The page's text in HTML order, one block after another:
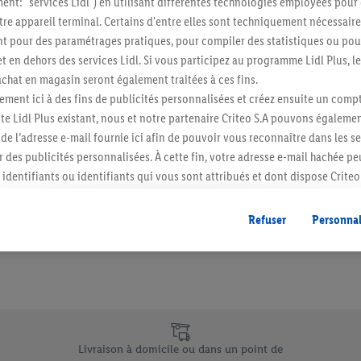
Restez au
Abonnez-vous à la
S'abonner
uniques de Lidl.be
Livraison à domicile ou dans un point de
appareil terminal. Certains d'entre elles sont techniquement
pour des paramétrages pratiques, pour compiler des statistiques ou
en dehors des services Lidl. Si vous participez au programme Lidl Plus,
en magasin seront également traitées à ces fins.
ici à des fins de publicités personnalisées et créez ensuite un
Lidl Plus existant, nous et notre partenaire Criteo S.A pouvons
l’adresse e-mail fournie ici afin de pouvoir vous reconnaître dans les
publicités personnalisées. À cette fin, votre adresse e-mail hachée
identifiants ou identifiants qui vous sont attribués et dont dispose Criteo
(par exemple en plaçant le produit dans un panier d’un webshop
être affichées sur plusieurs apppareils et plusieurs services de Lidl si
peuvent vous être attribués en utilisant votre adresse e-mail hachée et,
», vous pouvez autoriser uniquement l’utilisation des technologies
tous les traitements pour toutes les finalités susmentionnées. Vous
Refuser